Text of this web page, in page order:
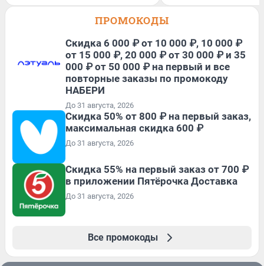
ПРОМОКОДЫ
Скидка 6 000 ₽ от 10 000 ₽, 10 000 ₽
от 15 000 ₽, 20 000 ₽ от 30 000 ₽ и 35
000 ₽ от 50 000 ₽ на первый и все
повторные заказы по промокоду
НАБЕРИ
До 31 августа, 2026
Скидка 50% от 800 ₽ на первый заказ,
максимальная скидка 600 ₽
До 31 августа, 2026
Скидка 55% на первый заказ от 700 ₽
в приложении Пятёрочка Доставка
До 31 августа, 2026
Все промокоды